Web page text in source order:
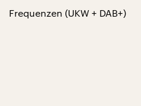
Frequenzen (UKW + DAB+)